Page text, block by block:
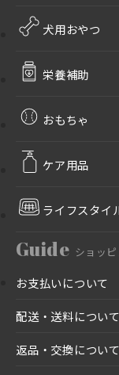
犬用おやつ
栄養補助
おもちゃ
ケア用品
ライフスタイ
Guide ショッ
お支払いについて
配送・送料について
返品・交換について